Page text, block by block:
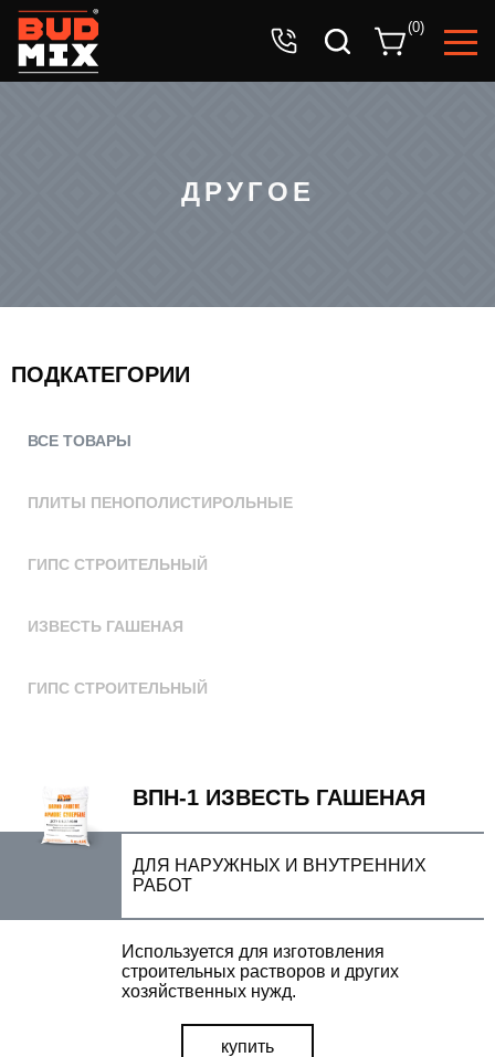
(0)
Ожидайте звонка оператора.
ДРУГОЕ
ПОДКАТЕГОРИИ
ВСЕ ТОВАРЫ
ПЛИТЫ ПЕНОПОЛИСТИРОЛЬНЫЕ
ГИПС СТРОИТЕЛЬНЫЙ
ИЗВЕСТЬ ГАШЕНАЯ
ГИПС СТРОИТЕЛЬНЫЙ
ВПН-1 ИЗВЕСТЬ ГАШЕНАЯ
ДЛЯ НАРУЖНЫХ И ВНУТРЕННИХ
РАБОТ
Используется для изготовления
строительных растворов и других
хозяйственных нужд.
купить